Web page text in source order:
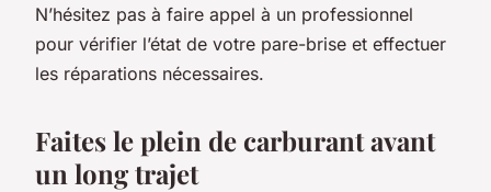
N’hésitez pas à faire appel à un professionnel
pour vérifier l’état de votre pare-brise et effectuer
les réparations nécessaires.
Faites le plein de carburant avant
un long trajet